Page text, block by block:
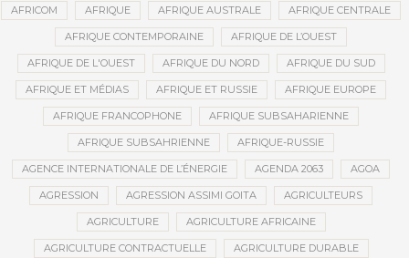
AFRICOM AFRIQUE AFRIQUE AUSTRALE AFRIQUE CENTRALE
AFRIQUE CONTEMPORAINE AFRIQUE DE L’OUEST
AFRIQUE DE L'OUEST AFRIQUE DU NORD AFRIQUE DU SUD
AFRIQUE ET MÉDIAS AFRIQUE ET RUSSIE AFRIQUE EUROPE
AFRIQUE FRANCOPHONE AFRIQUE SUBSAHARIENNE
AFRIQUE SUBSAHRIENNE AFRIQUE-RUSSIE
AGENCE INTERNATIONALE DE L’ÉNERGIE AGENDA 2063 AGOA
AGRESSION AGRESSION ASSIMI GOITA AGRICULTEURS
AGRICULTURE AGRICULTURE AFRICAINE
AGRICULTURE CONTRACTUELLE AGRICULTURE DURABLE